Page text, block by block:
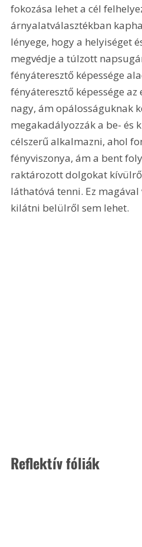
fokozása lehet a cél
árnyalatválasztékban
lényege, hogy a helyiséget
megvédje a túlzott
fényáteresztő képessége
fényáteresztő képessége
nagy, ám opálosságuknak
megakadályozzák a be- és
célszerű alkalmazni, ahol
fényviszonya, ám a bent
raktározott dolgokat
láthatóvá tenni. Ez magával
kilátni belülről sem lehet.
Reflektív fóliák